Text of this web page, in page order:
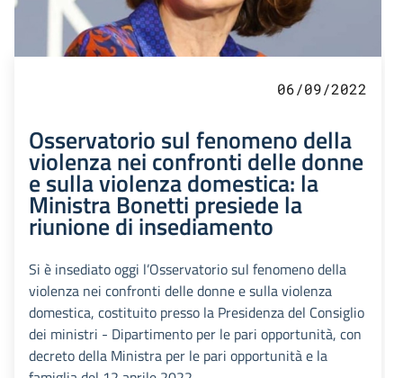
06/09/2022
Osservatorio sul fenomeno della
violenza nei confronti delle donne
e sulla violenza domestica: la
Ministra Bonetti presiede la
riunione di insediamento
Si è insediato oggi l’Osservatorio sul fenomeno della
violenza nei confronti delle donne e sulla violenza
domestica, costituito presso la Presidenza del Consiglio
dei ministri - Dipartimento per le pari opportunità, con
decreto della Ministra per le pari opportunità e la